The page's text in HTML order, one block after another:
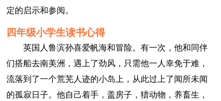
定的启示和参阅。
四年级小学生读书心得
英国人鲁滨孙喜爱帆海和冒险。有一次，他和同伴
们搭船去南美洲，遇上了劲风，只需他一人幸免于难，
流落到了一个荒芜人迹的小岛上，从此过上了闻所未闻
的孤寂日子。他自己着手，盖房子，猎动物，养畜生，